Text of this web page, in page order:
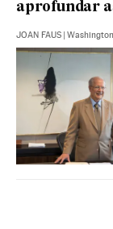
aprofundar
JOAN FAUS Washington